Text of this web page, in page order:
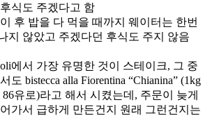
식도 주겠다고 함
후 밥을 다 먹을 때까지 웨이터는 한번
지 않았고 주겠다던 후식도 주지 않음
에서 가장 유명한 것이 스테이크, 그 중
도 bistecca alla Fiorentina “Chianina” (1kg
86유로)라고 해서 시켰는데, 주문이 늦게
가서 급하게 만든건지 원래 그런건지는